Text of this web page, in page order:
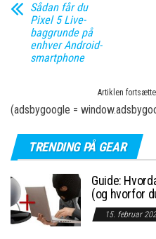
Sådan får du
Pixel 5 Live-
baggrunde på
enhver Android-
smartphone
Artiklen
(adsbygoogle =
TRENDING PÅ GEAR
Guide:
(og hvorfor
15. februar